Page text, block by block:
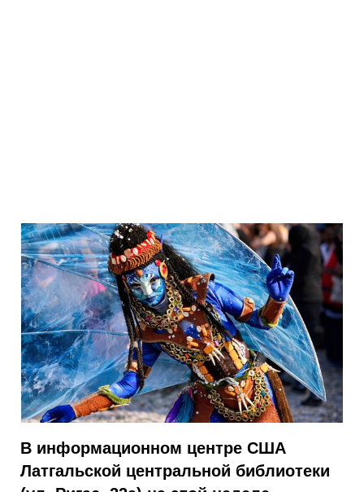
В информационном центре США
Латгальской центральной библиотеки